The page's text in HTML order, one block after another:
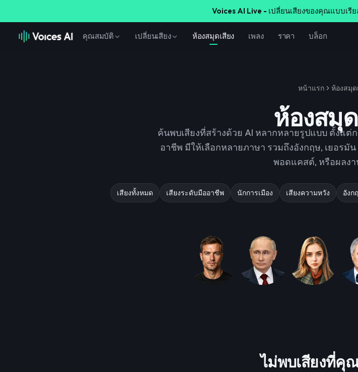
Voices AI Live - เปลี่ยนเสียงของคุณแบบเ
คุณสมบัติ เปลี่ยนเสียง ห้องสมุดเสียง เพลง ราคา บล็อก
หน้าแรก ห้องสมุด
ห้องสมุ
ค้นพบเสียงที่สร้างด้วย AI หลากหลายรูปแบบ ตั้งแ
อาชีพ มีให้เลือกหลายภาษา รวมถึงอังกฤษ, เยอรมั
พอดแคสต์, หรือผลงา
เสียงทั้งหมด เสียงระดับมืออาชีพ นักการเมือง เสียงความหวัง อังก
ไม่พบเสียงที่คุ